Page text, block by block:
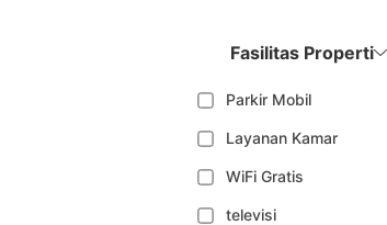
Fasilitas Properti
Parkir Mobil
Layanan Kamar
WiFi Gratis
televisi